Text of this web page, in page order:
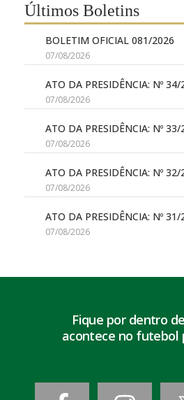
Últimos Boletins
BOLETIM OFICIAL 081/2026
07/08/2026
ATO DA PRESIDÊNCIA: Nº 34/
07/08/2026
ATO DA PRESIDÊNCIA: Nº 33/
07/08/2026
ATO DA PRESIDÊNCIA: Nº 32/
07/08/2026
ATO DA PRESIDÊNCIA: Nº 31/
07/08/2026
Fique por dentro
acontece no futebol